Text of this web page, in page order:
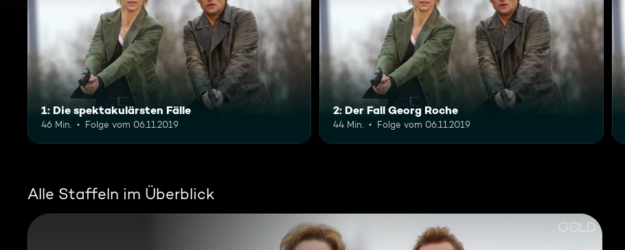
1: Die spektakulärsten Fälle
46 Min. Folge vom 06.11.2019
2: Der Fall Georg Roche
44 Min. Folge vom 06.11.2019
Alle Staffeln im Überblick